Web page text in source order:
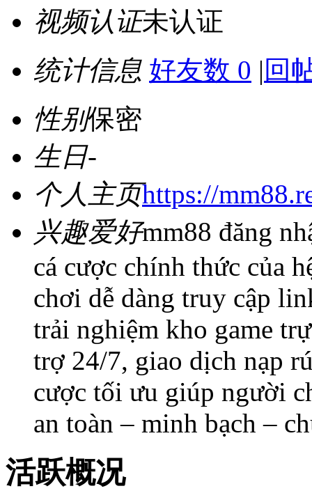
视频认证未认证
统计信息 好友数 0 | 回
性别保密
生日-
个人主页https://
兴趣爱好mm88 đăng
cá cược chính thức của
chơi dễ dàng truy cập
trải nghiệm kho game
trợ 24/7, giao dịch nạp
cược tối ưu giúp người
an toàn – minh bạch –
活跃概况